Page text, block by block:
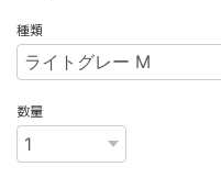
種類
数量